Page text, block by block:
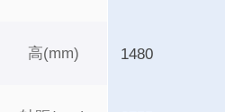
高(mm) 1480